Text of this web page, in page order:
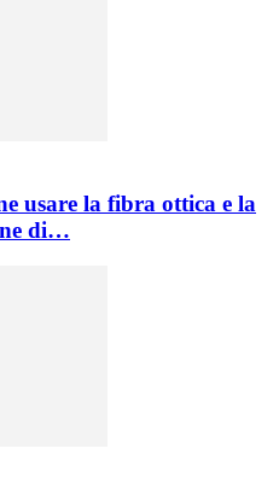
usare la fibra ottica e la
di…